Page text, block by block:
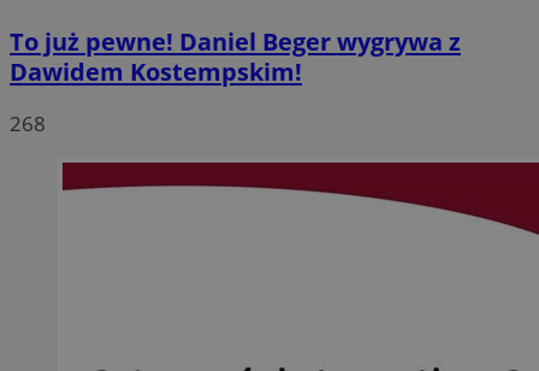
To już pewne! Daniel Beger wygrywa z
Dawidem Kostempskim!
268